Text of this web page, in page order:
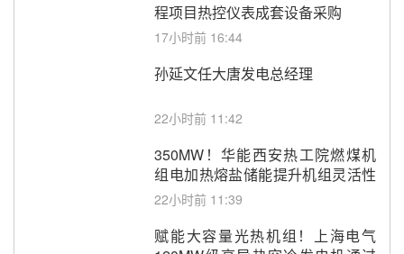
程项目热控仪表成套设备采购
17小时前 16:44
孙延文任大唐发电总经理
22小时前 11:42
350MW！华能西安热工院燃煤机
组电加热熔盐储能提升机组灵活性
改造项目初步设计第三方评审服务
22小时前 11:39
赋能大容量光热机组！上海电气